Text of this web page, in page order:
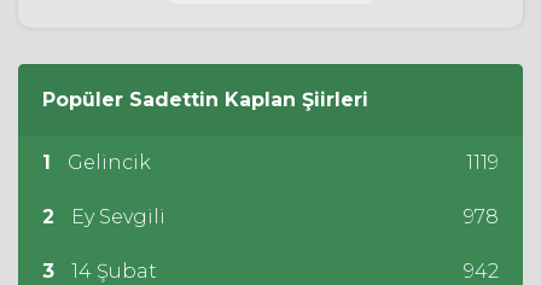
Popüler Sadettin Kaplan Şiirleri
1 Gelincik 1119
2 Ey Sevgili 978
3 14 Şubat 942